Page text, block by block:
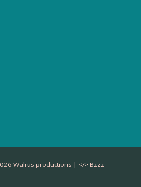
Walrus productions | </>Bzzz